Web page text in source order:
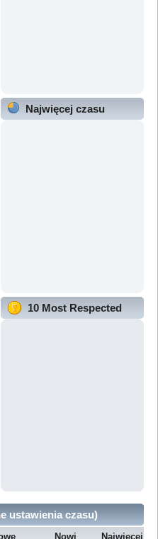
Najwięcej czasu
10 Most Respected
ustawienia czasu)
Nowi Najwięcej